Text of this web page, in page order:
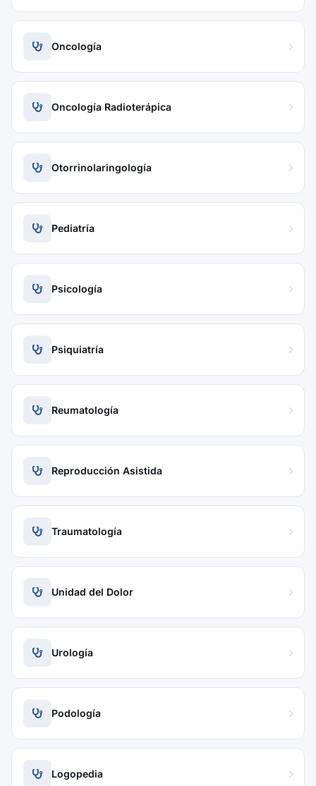
Oncología
Oncología Radioterápica
Otorrinolaringología
Pediatría
Psicología
Psiquiatría
Reumatología
Reproducción Asistida
Traumatología
Unidad del Dolor
Urología
Podología
Logopedia